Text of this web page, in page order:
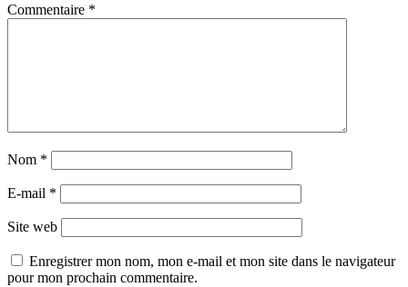
Commentaire *
Nom *
E-mail *
Site web
Enregistrer mon nom, mon e-mail et mon site dans le navigateur
pour mon prochain commentaire.